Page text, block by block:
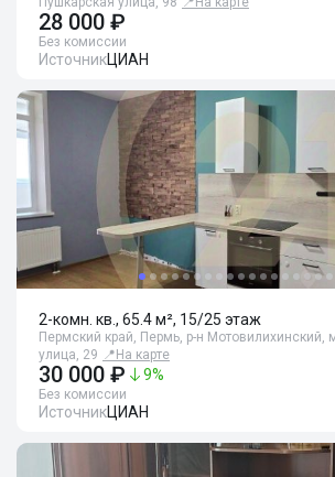
28 000 ₽
Без комиссии
ИсточникЦИАН
2-комн. кв., 65.4 м², 15/25 этаж
Пермский край, Пермь, р-н Мотовилихинский,
улица, 29 📍 На карте
30 000 ₽ 9%
Без комиссии
ИсточникЦИАН